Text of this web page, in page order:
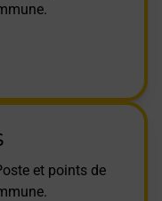
et points de